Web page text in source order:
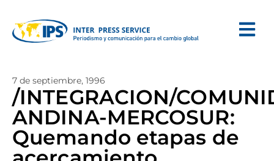
7 de septiembre, 1996
/INTEGRACION/
ANDINA-MERCOSUR:
Quemando etapas de